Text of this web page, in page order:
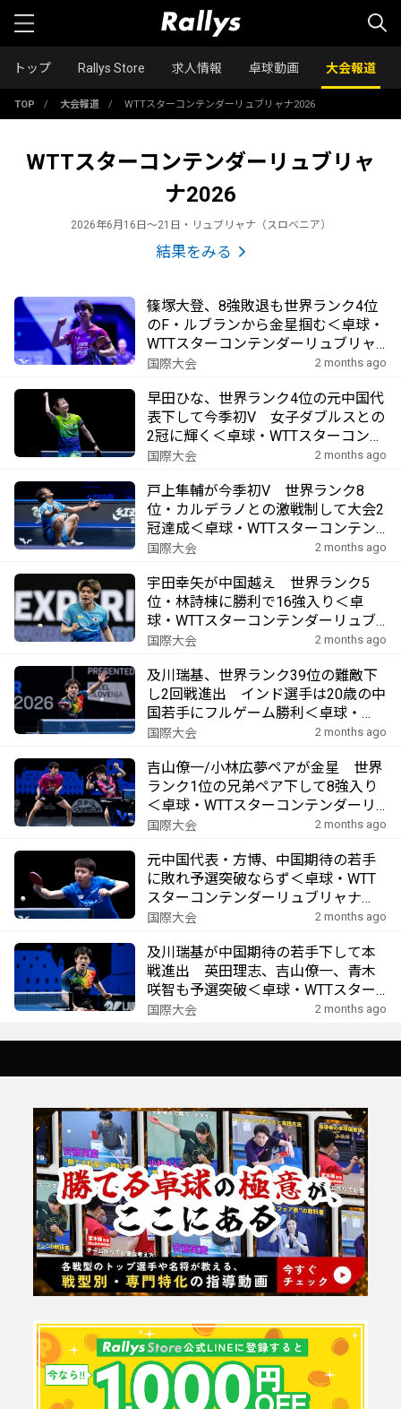
トップ Rallys Store 求人情報 卓球動画 大会報道
TOP / 大会報道 / WTTスターコンテンダーリュブリャナ2026
WTTスターコンテンダーリュブリャ
ナ2026
2026年6月16日〜21日・リュブリャナ（スロベニア）
結果をみる
篠塚大登、8強敗退も世界ランク4位
のF・ルブランから金星掴む＜卓球・
WTTスターコンテンダーリュブリャ
ナ2026＞
国際大会 2 months ago
早田ひな、世界ランク4位の元中国代
表下して今季初V 女子ダブルスとの
2冠に輝く＜卓球・WTTスターコンテ
ンダーリュブリャナ2026＞
国際大会 2 months ago
戸上隼輔が今季初V 世界ランク8
位・カルデラノとの激戦制して大会2
冠達成＜卓球・WTTスターコンテン
ダーリュブリャナ2026＞
国際大会 2 months ago
宇田幸矢が中国越え 世界ランク5
位・林詩棟に勝利で16強入り＜卓
球・WTTスターコンテンダーリュブ
リャナ2026＞
国際大会 2 months ago
及川瑞基、世界ランク39位の難敵下
し2回戦進出 インド選手は20歳の中
国若手にフルゲーム勝利＜卓球・
WTTスターコンテンダーリュブリャ
国際大会 2 months ago
吉山僚一/小林広夢ペアが金星 世界
ランク1位の兄弟ペア下して8強入り
＜卓球・WTTスターコンテンダーリ
ュブリャナ2026＞
国際大会 2 months ago
元中国代表・方博、中国期待の若手
に敗れ予選突破ならず＜卓球・WTT
スターコンテンダーリュブリャナ
2026＞
国際大会 2 months ago
及川瑞基が中国期待の若手下して本
戦進出 英田理志、吉山僚一、青木
咲智も予選突破＜卓球・WTTスター
コンテンダーリュブリャナ2026＞
国際大会 2 months ago